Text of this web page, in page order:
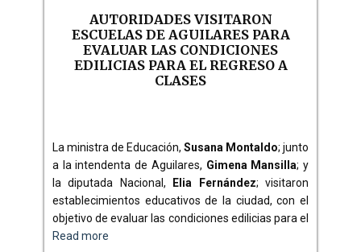
AUTORIDADES VISITARON
ESCUELAS DE AGUILARES PARA
EVALUAR LAS CONDICIONES
EDILICIAS PARA EL REGRESO A
CLASES
La ministra de Educación, Susana Montaldo; junto
a la intendenta de Aguilares, Gimena Mansilla; y
la diputada Nacional,
Elia Fernández; visitaron
establecimientos educativos de la ciudad, con el
objetivo de evaluar las condiciones edilicias para el
Read more